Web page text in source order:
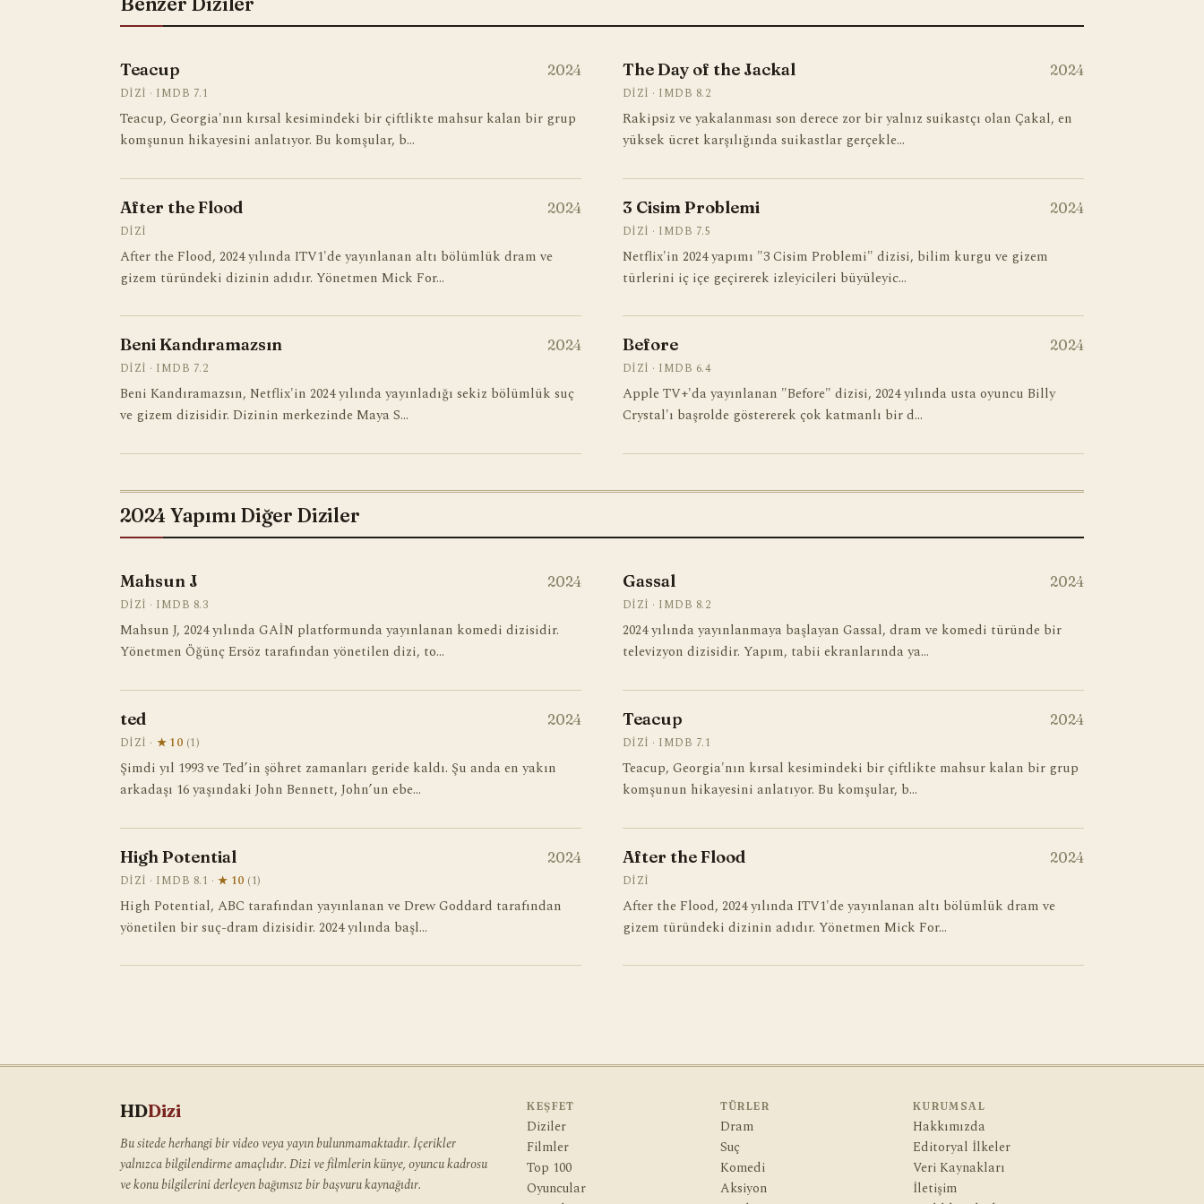
Teacup 2024
DIZI · IMDB 7.1
Teacup, Georgia'nın kırsal kesimindeki bir çiftlikte mahsur kalan bir grup
komşunun hikayesini anlatıyor. Bu komşular, b…
The Day of the Jackal 2024
DIZI · IMDB 8.2
Rakipsiz ve yakalanması son derece zor bir yalnız suikastçı olan Çakal, en
yüksek ücret karşılığında suikastlar gerçekle…
After the Flood 2024
DIZI
After the Flood, 2024 yılında ITV1'de yayınlanan altı bölümlük dram ve
gizem türündeki dizinin adıdır. Yönetmen Mick For…
3 Cisim Problemi 2024
DIZI · IMDB 7.5
Netflix'in 2024 yapımı "3 Cisim Problemi" dizisi, bilim kurgu ve gizem
türlerini iç içe geçirerek izleyicileri büyüleyic…
Beni Kandıramazsın 2024
DIZI · IMDB 7.2
Beni Kandıramazsın, Netflix'in 2024 yılında yayınladığı sekiz bölümlük suç
ve gizem dizisidir. Dizinin merkezinde Maya S…
Before 2024
DIZI · IMDB 6.4
Apple TV+'da yayınlanan "Before" dizisi, 2024 yılında usta oyuncu Billy
Crystal'ı başrolde göstererek çok katmanlı bir d…
2024 Yapımı Diğer Diziler
Mahsun J 2024
DIZI · IMDB 8.3
Mahsun J, 2024 yılında GAİN platformunda yayınlanan komedi dizisidir.
Yönetmen Öğünç Ersöz tarafından yönetilen dizi, to…
Gassal 2024
DIZI · IMDB 8.2
2024 yılında yayınlanmaya başlayan Gassal, dram ve komedi türünde bir
televizyon dizisidir. Yapım, tabii ekranlarında ya…
ted 2024
DIZI · ★ 10 (1)
Şimdi yıl 1993 ve Ted’in şöhret zamanları geride kaldı. Şu anda en yakın
arkadaşı 16 yaşındaki John Bennett, John’un ebe…
Teacup 2024
DIZI · IMDB 7.1
Teacup, Georgia'nın kırsal kesimindeki bir çiftlikte mahsur kalan bir grup
komşunun hikayesini anlatıyor. Bu komşular, b…
High Potential 2024
DIZI · IMDB 8.1 · ★ 10 (1)
High Potential, ABC tarafından yayınlanan ve Drew Goddard tarafından
yönetilen bir suç-dram dizisidir. 2024 yılında başl…
After the Flood 2024
DIZI
After the Flood, 2024 yılında ITV1'de yayınlanan altı bölümlük dram ve
gizem türündeki dizinin adıdır. Yönetmen Mick For…
HDDizi
Bu sitede herhangi bir video veya yayın bulunmamaktadır. İçerikler
yalnızca bilgilendirme amaçlıdır. Dizi ve filmlerin künye, oyuncu kadrosu
ve konu bilgilerini derleyen bağımsız bir başvuru kaynağıdır.
KEŞFET
Diziler
Filmler
Top 100
Oyuncular
TÜRLER
Dram
Suç
Komedi
Aksiyon
KURUMSAL
Hakkımızda
Editoryal İlkeler
Veri Kaynakları
İletişim